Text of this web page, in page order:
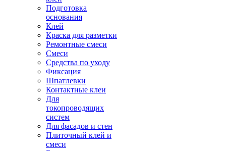
Подготовка
основания
Клей
Краска для разметки
Ремонтные смеси
Смеси
Средства по уходу
Фиксация
Шпатлевки
Контактные клеи
Для
токопроводящих
систем
Для фасадов и стен
Плиточный клей и
смеси